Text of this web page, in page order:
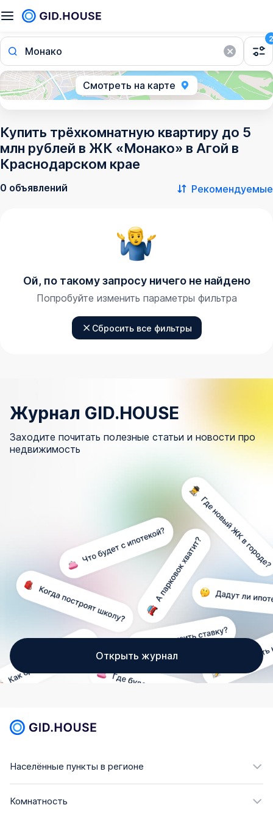
Монако
2
Смотреть на карте
Купить трёхкомнатную квартиру до 5
млн рублей в ЖК «Монако» в Агой в
Краснодарском крае
0 объявлений Рекомендуемые
Ой, по такому запросу ничего не найдено
Попробуйте изменить параметры фильтра
Сбросить все фильтры
Журнал GID.HOUSE
Заходите почитать полезные статьи и новости про
недвижимость
Открыть журнал
Населённые пункты в регионе
Комнатность